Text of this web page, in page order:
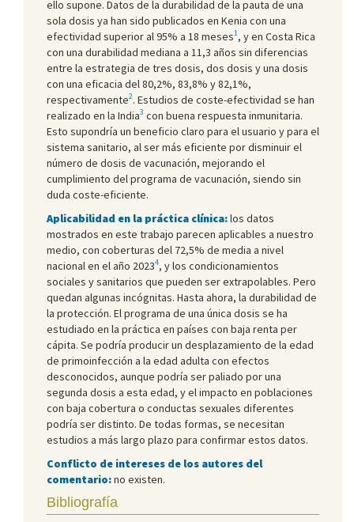
ello supone. Datos de la durabilidad de la pauta de una
sola dosis ya han sido publicados en Kenia con una
efectividad superior al 95% a 18 meses1, y en Costa Rica
con una durabilidad mediana a 11,3 años sin diferencias
entre la estrategia de tres dosis, dos dosis y una dosis
con una eficacia del 80,2%, 83,8% y 82,1%,
respectivamente2. Estudios de coste-efectividad se han
realizado en la India3 con buena respuesta inmunitaria.
Esto supondría un beneficio claro para el usuario y para el
sistema sanitario, al ser más eficiente por disminuir el
número de dosis de vacunación, mejorando el
cumplimiento del programa de vacunación, siendo sin
duda coste-eficiente.
Aplicabilidad en la práctica clínica:los datos
mostrados en este trabajo parecen aplicables a nuestro
medio, con coberturas del 72,5% de media a nivel
nacional en el año 20234, y los condicionamientos
sociales y sanitarios que pueden ser extrapolables. Pero
quedan algunas incógnitas. Hasta ahora, la durabilidad de
la protección. El programa de una única dosis se ha
estudiado en la práctica en países con baja renta per
cápita. Se podría producir un desplazamiento de la edad
de primoinfección a la edad adulta con efectos
desconocidos, aunque podría ser paliado por una
segunda dosis a esta edad, y el impacto en poblaciones
con baja cobertura o conductas sexuales diferentes
podría ser distinto. De todas formas, se necesitan
estudios a más largo plazo para confirmar estos datos.
Conflicto de intereses de los autores del
comentario:no existen.
Bibliografía